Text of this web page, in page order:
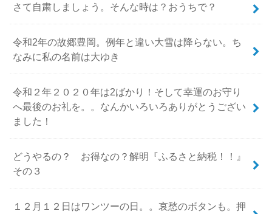
さて自粛しましょう。そんな時は？おうちで？
令和2年の故郷豊岡。例年と違い大雪は降らない。ち
なみに私の名前は大ゆき
令和２年２０２０年は2ばかり！そして幸運のお守り
へ最後のお礼を。。なんかいろいろありがとうござい
ました！
どうやるの？ お得なの？解明『ふるさと納税！！』
その３
１２月１２日はワンツーの日。。哀愁のボタンも。押